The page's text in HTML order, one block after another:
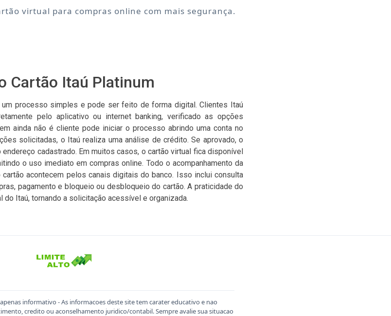
virtual para compras online com mais segurança.
Cartão Itaú Platinum
um processo simples e pode ser feito de forma digital. Clientes Itaú
pelo aplicativo ou internet banking, verificado as opções
ainda não é cliente pode iniciar o processo abrindo uma conta no
solicitadas, o Itaú realiza uma análise de crédito. Se aprovado, o
cadastrado. Em muitos casos, o cartão virtual fica disponível
o uso imediato em compras online. Todo o acompanhamento da
acontecem pelos canais digitais do banco. Isso inclui consulta
pagamento e bloqueio ou desbloqueio do cartão. A praticidade do
Itaú, tornando a solicitação acessível e organizada.
informativo - As informacoes deste site tem carater educativo e nao
credito ou aconselhamento juridico/contabil. Sempre avalie sua situacao